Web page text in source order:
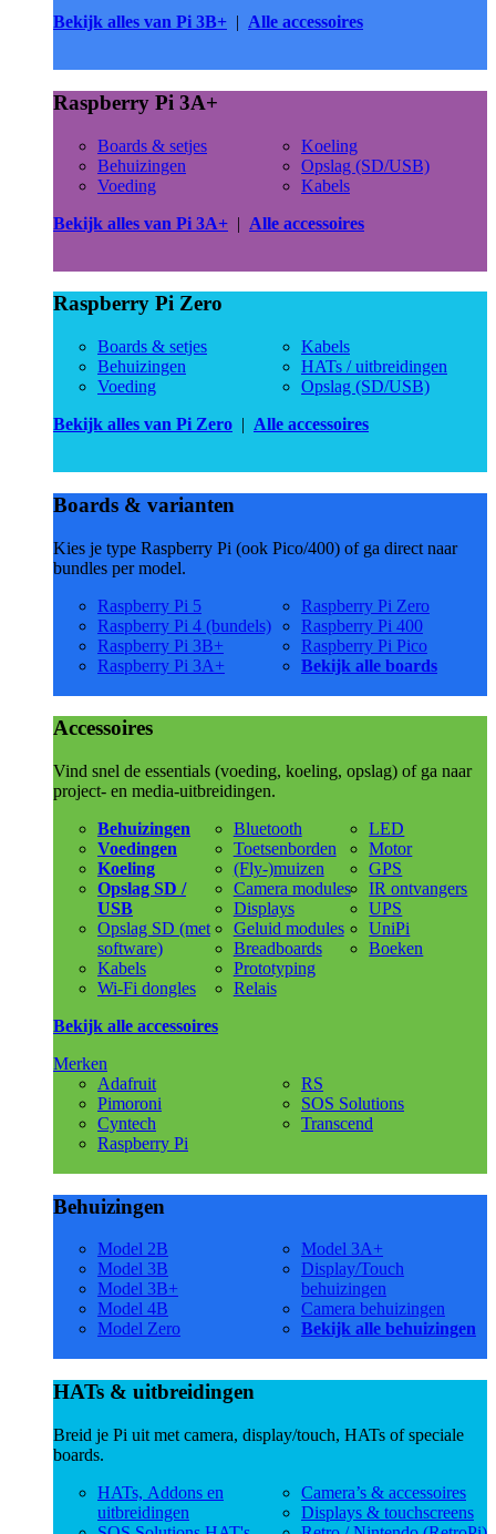
Bekijk alles van Pi 3B+ | Alle accessoires
Raspberry Pi 3A+
Boards & setjes
Behuizingen
Voeding
Koeling
Opslag (SD/USB)
Kabels
Bekijk alles van Pi 3A+ | Alle accessoires
Raspberry Pi Zero
Boards & setjes
Behuizingen
Voeding
Kabels
HATs / uitbreidingen
Opslag (SD/USB)
Bekijk alles van Pi Zero | Alle accessoires
Boards & varianten
Kies je type Raspberry Pi (ook Pico/400) of ga direct naar
bundles per model.
Raspberry Pi 5
Raspberry Pi 4 (bundels)
Raspberry Pi 3B+
Raspberry Pi 3A+
Raspberry Pi Zero
Raspberry Pi 400
Raspberry Pi Pico
Bekijk alle boards
Accessoires
Vind snel de essentials (voeding, koeling, opslag) of ga naar
project- en media-uitbreidingen.
Behuizingen
Voedingen
Koeling
Opslag SD /
USB
Opslag SD (met
software)
Kabels
Wi-Fi dongles
Bluetooth
Toetsenborden
(Fly-)muizen
Camera modules
Displays
Geluid modules
Breadboards
Prototyping
Relais
LED
Motor
GPS
IR ontvangers
UPS
UniPi
Boeken
Bekijk alle accessoires
Merken
Adafruit
Pimoroni
Cyntech
Raspberry Pi
RS
SOS Solutions
Transcend
Behuizingen
Model 2B
Model 3B
Model 3B+
Model 4B
Model Zero
Model 3A+
Display/Touch
behuizingen
Camera behuizingen
Bekijk alle behuizingen
HATs & uitbreidingen
Breid je Pi uit met camera, display/touch, HATs of speciale
boards.
HATs, Addons en
uitbreidingen
Camera’s & accessoires
Displays & touchscreens